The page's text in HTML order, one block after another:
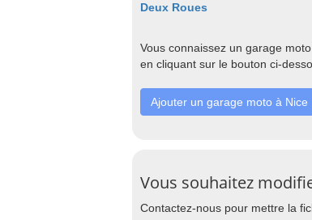
Deux Roues
Vous connaissez un garage
en cliquant sur le bouton ci-
Ajouter un garage moto à Nice
Vous souhaitez
Contactez-nous pour mettre la